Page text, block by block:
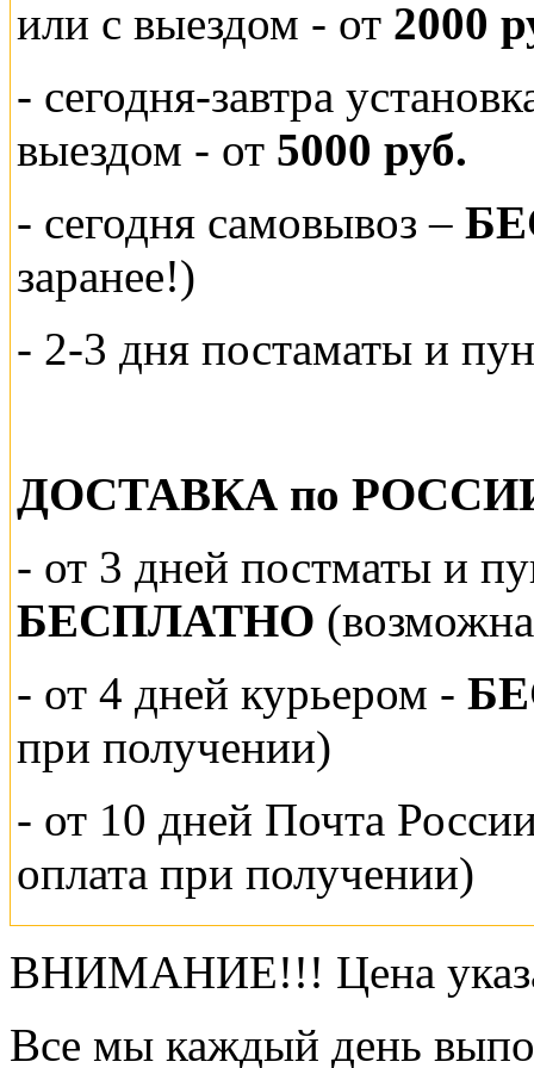
или с выездом - от 2000
- сегодня-завтра
выездом - от 5000 руб.
- сегодня самовывоз –
заранее!)
- 2-3 дня постаматы и
ДОСТАВКА по
- от 3 дней постматы и
БЕСПЛАТНО
- от 4 дней курьером -
при получении)
- от 10 дней Почта
оплата при получении)
ВНИМАНИЕ!!! Цена
Все мы каждый день